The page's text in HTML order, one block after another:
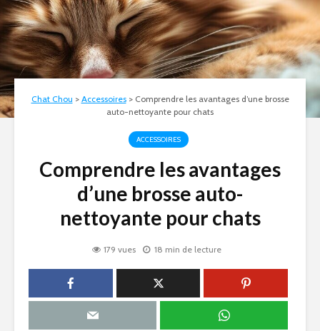
Chat Chou > Accessoires> Comprendre les avantages d’une brosse
auto-nettoyante pour chats
ACCESSOIRES
Comprendre les avantages
d’une brosse auto-
nettoyante pour chats
179 vues 18 min de lecture